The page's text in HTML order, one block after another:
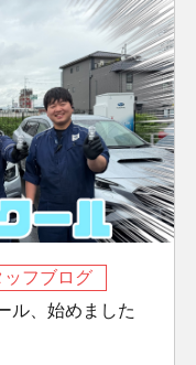
ッフブログ
ル、始めました